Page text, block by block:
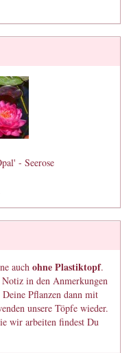
- Seerose
auch ohne Plastiktopf.
in den Anmerkungen
Pflanzen dann mit
unsere Töpfe wieder.
wir arbeiten findest Du